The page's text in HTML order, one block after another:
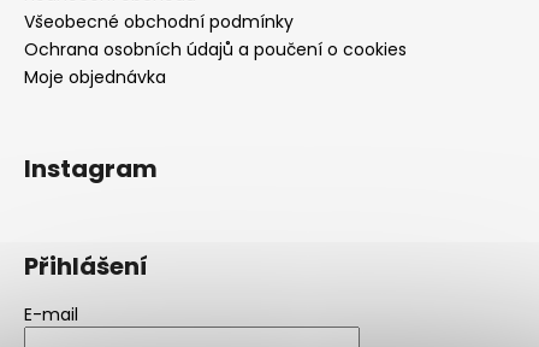
Všeobecné obchodní podmínky
Ochrana osobních údajů a poučení o cookies
Moje objednávka
Instagram
Přihlášení
E-mail